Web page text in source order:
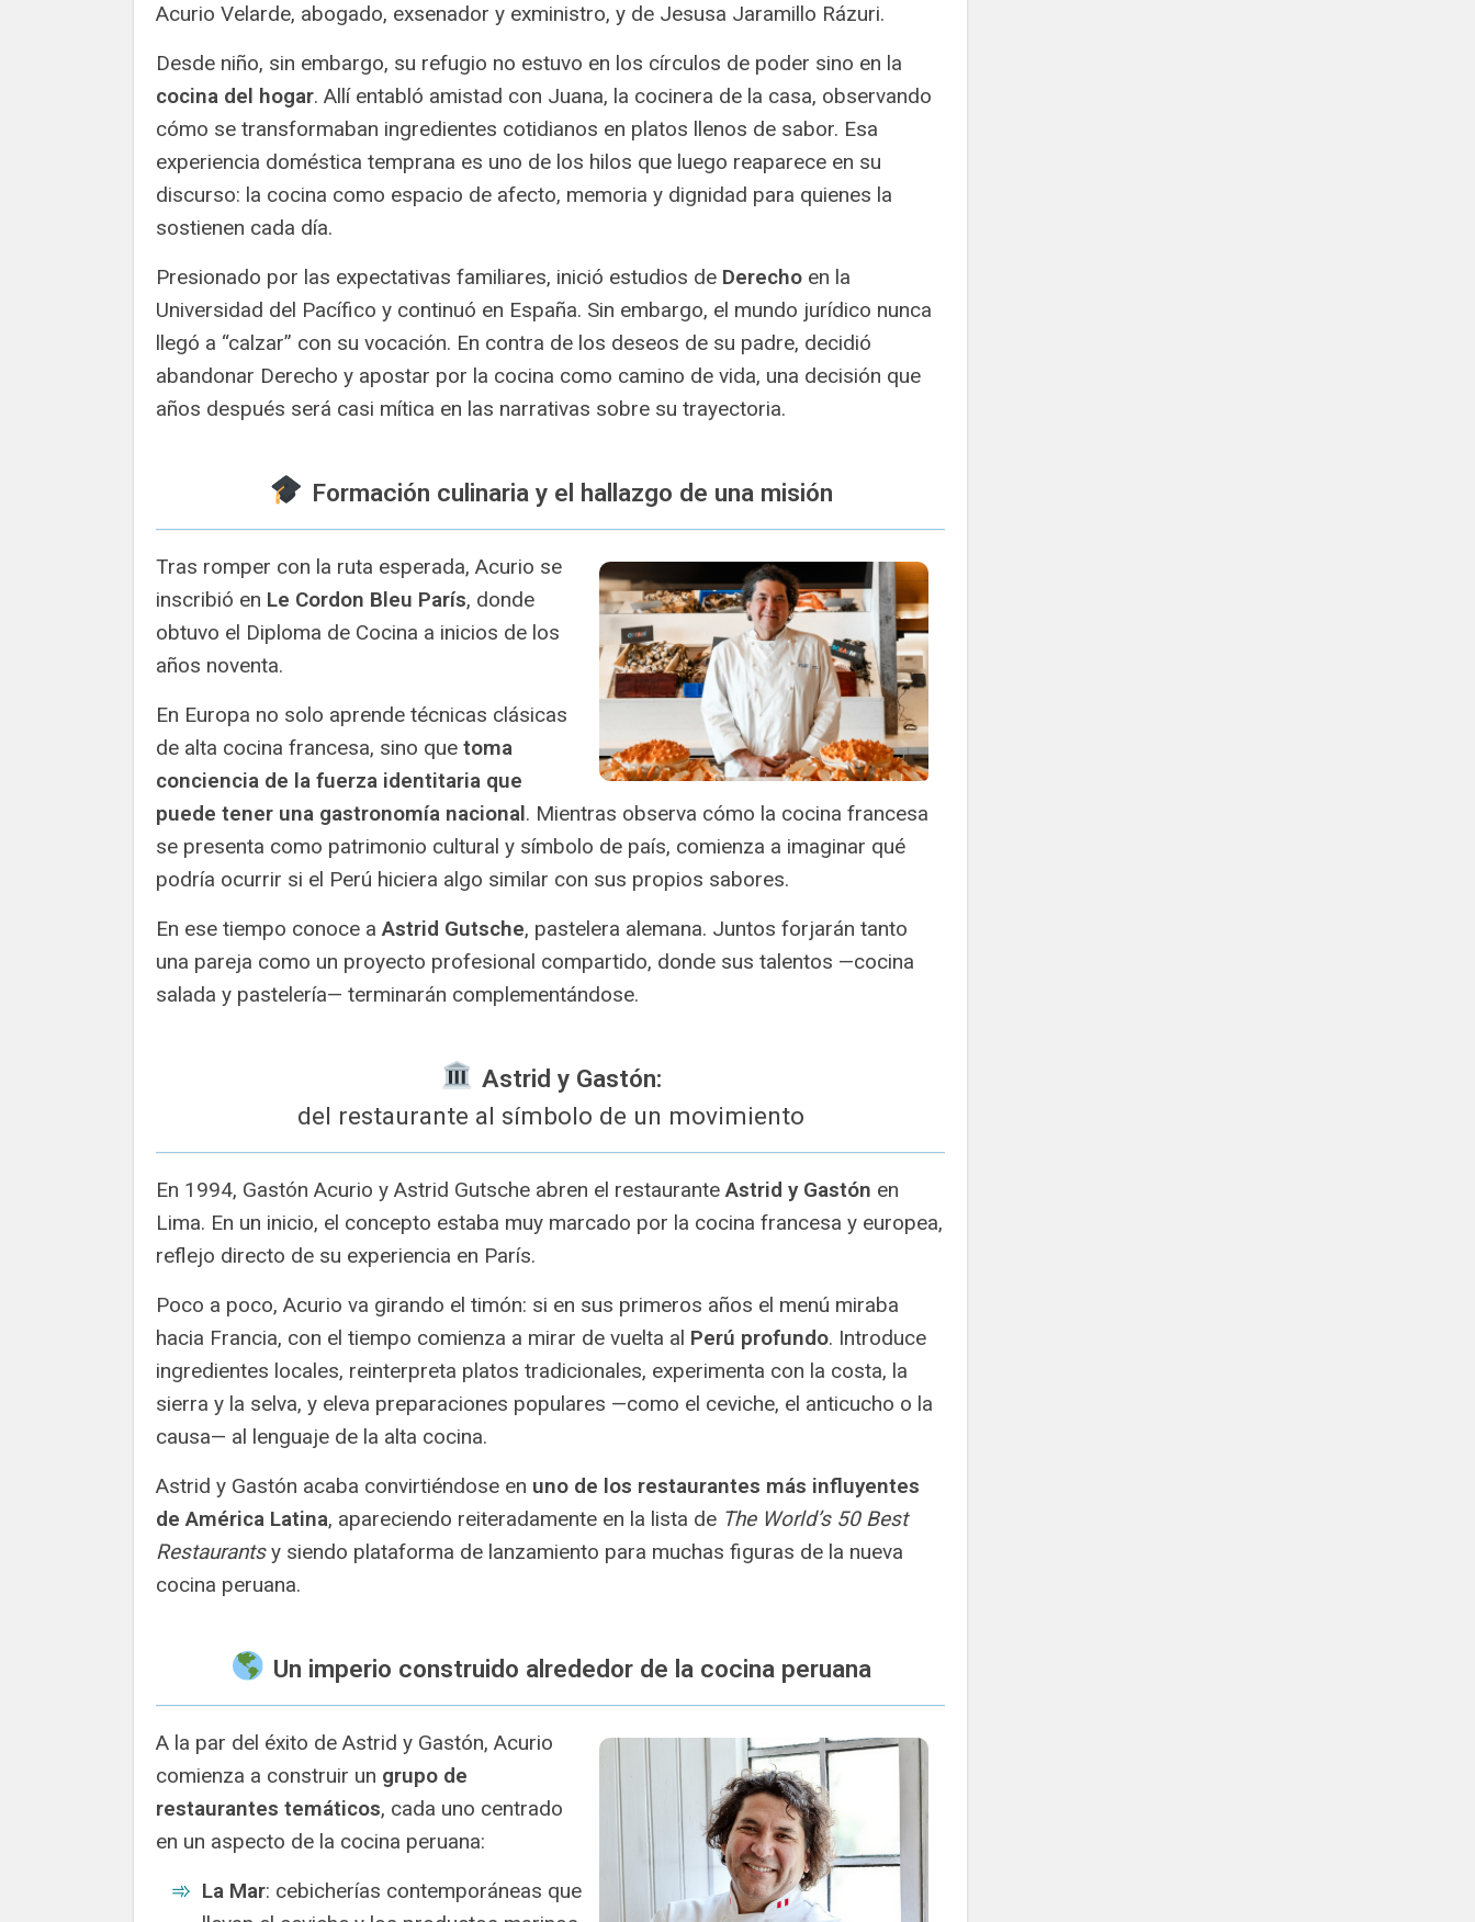
Acurio Velarde, abogado, exsenador y exministro, y de Jesusa Jaramillo Rázuri.
Desde niño, sin embargo, su refugio no estuvo en los círculos de poder sino en la
cocina del hogar. Allí entabló amistad con Juana, la cocinera de la casa, observando
cómo se transformaban ingredientes cotidianos en platos llenos de sabor. Esa
experiencia doméstica temprana es uno de los hilos que luego reaparece en su
discurso: la cocina como espacio de afecto, memoria y dignidad para quienes la
sostienen cada día.
Presionado por las expectativas familiares, inició estudios de Derecho en la
Universidad del Pacífico y continuó en España. Sin embargo, el mundo jurídico nunca
llegó a “calzar” con su vocación. En contra de los deseos de su padre, decidió
abandonar Derecho y apostar por la cocina como camino de vida, una decisión que
años después será casi mítica en las narrativas sobre su trayectoria.
Formación culinaria y el hallazgo de una misión
Tras romper con la ruta esperada, Acurio se
inscribió en Le Cordon Bleu París, donde
obtuvo el Diploma de Cocina a inicios de los
años noventa.
En Europa no solo aprende técnicas clásicas
de alta cocina francesa, sino que toma
conciencia de la fuerza identitaria que
puede tener una gastronomía nacional. Mientras observa cómo la cocina francesa
se presenta como patrimonio cultural y símbolo de país, comienza a imaginar qué
podría ocurrir si el Perú hiciera algo similar con sus propios sabores.
En ese tiempo conoce aAstrid Gutsche, pastelera alemana. Juntos forjarán tanto
una pareja como un proyecto profesional compartido, donde sus talentos —cocina
salada y pastelería— terminarán complementándose.
️ Astrid y Gastón:
del restaurante al símbolo de un movimiento
En 1994, Gastón Acurio y Astrid Gutsche abren el restauranteAstrid y Gastón en
Lima. En un inicio, el concepto estaba muy marcado por la cocina francesa y europea,
reflejo directo de su experiencia en París.
Poco a poco, Acurio va girando el timón: si en sus primeros años el menú miraba
hacia Francia, con el tiempo comienza a mirar de vuelta al Perú profundo. Introduce
ingredientes locales, reinterpreta platos tradicionales, experimenta con la costa, la
sierra y la selva, y eleva preparaciones populares —como el ceviche, el anticucho o la
causa— al lenguaje de la alta cocina.
Astrid y Gastón acaba convirtiéndose en uno de los restaurantes más influyentes
de América Latina, apareciendo reiteradamente en la lista de The World’s 50 Best
Restaurantsy siendo plataforma de lanzamiento para muchas figuras de la nueva
cocina peruana.
Un imperio construido alrededor de la cocina peruana
A la par del éxito de Astrid y Gastón, Acurio
comienza a construir un grupo de
restaurantes temáticos, cada uno centrado
en un aspecto de la cocina peruana:
La Mar: cebicherías contemporáneas que